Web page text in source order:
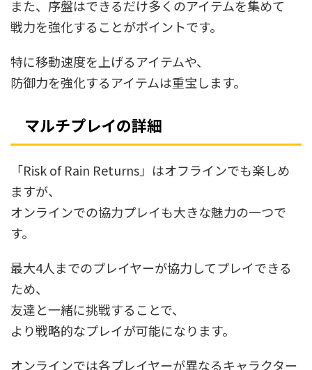
また、序盤はできるだけ多くのアイテムを集めて
戦力を強化することがポイントです。
特に移動速度を上げるアイテムや、
防御力を強化するアイテムは重宝します。
マルチプレイの詳細
「Risk of Rain Returns」はオフラインでも楽しめ
ますが、
オンラインでの協力プレイも大きな魅力の一つで
す。
最大4人までのプレイヤーが協力してプレイできる
ため、
友達と一緒に挑戦することで、
より戦略的なプレイが可能になります。
オンラインでは各プレイヤーが異なるキャラクター